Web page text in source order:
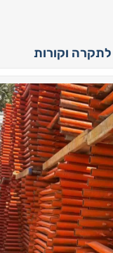
לתקרה וקורות